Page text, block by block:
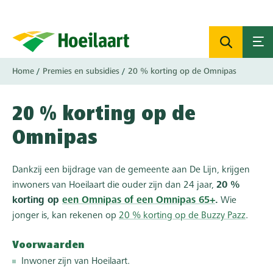
naar
inhoud
gaan
Kruimelpad
Home Premies en subsidies 20 % korting op de Omnipas
20 % korting op de
Omnipas
Dankzij een bijdrage van de gemeente aan De Lijn, krijgen
inwoners van Hoeilaart die ouder zijn dan 24 jaar, 20 %
korting op een Omnipas of een Omnipas 65+. Wie
jonger is, kan rekenen op 20 % korting op de Buzzy Pazz.
Voorwaarden
Inwoner zijn van Hoeilaart.